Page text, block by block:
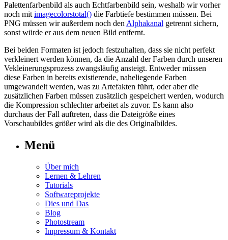
Palettenfarbenbild als auch Echtfarbenbild sein, weshalb wir vorher
noch mit imagecolorstotal() die Farbtiefe bestimmen müssen. Bei
PNG müssen wir außerdem noch den Alphakanal getrennt sichern,
sonst würde er aus dem neuen Bild entfernt.
Bei beiden Formaten ist jedoch festzuhalten, dass sie nicht perfekt
verkleinert werden können, da die Anzahl der Farben durch unseren
Vekleinerungsprozess zwangsläufig ansteigt. Entweder müssen
diese Farben in bereits existierende, naheliegende Farben
umgewandelt werden, was zu Artefakten führt, oder aber die
zusätzlichen Farben müssen zusätzlich gespeichert werden, wodurch
die Kompression schlechter arbeitet als zuvor. Es kann also
durchaus der Fall auftreten, dass die Dateigröße eines
Vorschaubildes größer wird als die des Originalbildes.
Menü
Über mich
Lernen & Lehren
Tutorials
Softwareprojekte
Dies und Das
Blog
Photostream
Impressum & Kontakt